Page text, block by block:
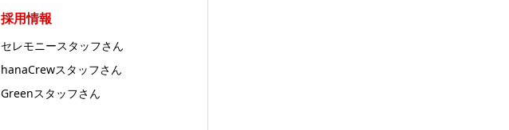
採用情報
セレモニースタッフさん
hanaCrewスタッフさん
Greenスタッフさん